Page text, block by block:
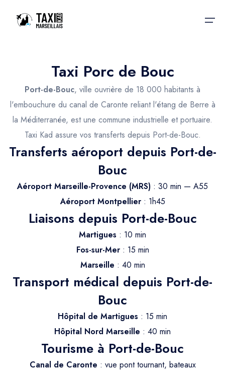
Accueil
Nos services
Nos services
Taxis Aéroport
Trajet Gare SNCF
Trajet Séminaire
Trajet Santé
Trajet Longue Distance
Taxis aéroport
Réservation
Actualités & évènements
Contactez-nous
Taxi Porc de Bouc
Port-de-Bouc, ville ouvrière de 18 000 habitants à
l'embouchure du canal de Caronte reliant l'étang de Berre à
la Méditerranée, est une commune industrielle et portuaire.
Taxi Kad assure vos transferts depuis Port-de-Bouc.
Transferts aéroport depuis Port-de-
Bouc
Aéroport Marseille-Provence (MRS) : 30 min — A55
Aéroport Montpellier: 1h45
Liaisons depuis Port-de-Bouc
Martigues : 10 min
Fos-sur-Mer: 15 min
Marseille : 40 min
Transport médical depuis Port-de-
Bouc
Hôpital de Martigues : 15 min
Hôpital Nord Marseille : 40 min
Tourisme à Port-de-Bouc
Canal de Caronte : vue pont tournant, bateaux